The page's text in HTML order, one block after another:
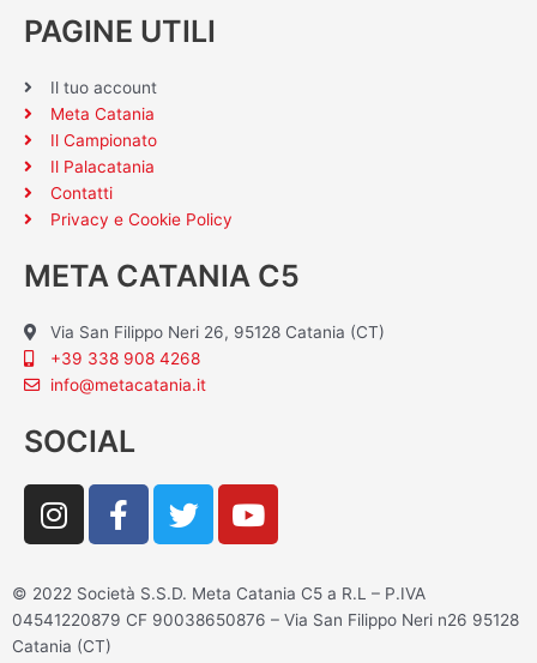
PAGINE UTILI
Il tuo account
Meta Catania
Il Campionato
Il Palacatania
Contatti
Privacy e Cookie Policy
META CATANIA C5
Via San Filippo Neri 26, 95128 Catania (CT)
+39 338 908 4268
info@metacatania.it
SOCIAL
I
n
t
a
g
F
a
e
b
T
w
t
t
Y
o
t
u
© 2022 Società S.S.D. Meta Catania C5 a R.L – P.IVA
04541220879 CF 90038650876 – Via San Filippo Neri n26 95128
Catania (CT)